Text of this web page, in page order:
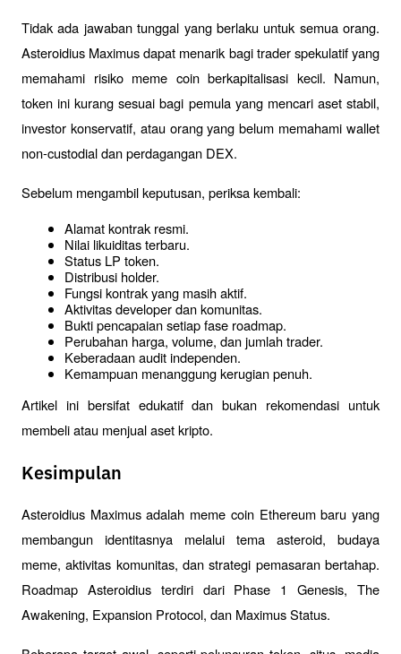
Tidak ada jawaban tunggal yang berlaku untuk semua orang.
Asteroidius Maximus dapat menarik bagi trader spekulatif yang
memahami risiko meme coin berkapitalisasi kecil. Namun,
token ini kurang sesuai bagi pemula yang mencari aset stabil,
investor konservatif, atau orang yang belum memahami wallet
non-custodial dan perdagangan DEX.
Sebelum mengambil keputusan, periksa kembali:
Alamat kontrak resmi.
Nilai likuiditas terbaru.
Status LP token.
Distribusi holder.
Fungsi kontrak yang masih aktif.
Aktivitas developer dan komunitas.
Bukti pencapaian setiap fase roadmap.
Perubahan harga, volume, dan jumlah trader.
Keberadaan audit independen.
Kemampuan menanggung kerugian penuh.
Artikel ini bersifat edukatif dan bukan rekomendasi untuk
membeli atau menjual aset kripto.
Kesimpulan
Asteroidius Maximus adalah meme coin Ethereum baru yang
membangun identitasnya melalui tema asteroid, budaya
meme, aktivitas komunitas, dan strategi pemasaran bertahap.
Roadmap Asteroidius terdiri dari Phase 1 Genesis, The
Awakening, Expansion Protocol, dan Maximus Status.